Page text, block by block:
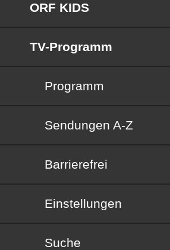
ORF KIDS
TV-Programm
Programm
Sendungen von A bis Z
Sendungen A-Z
Barrierefrei
Barrierefrei
Einstellungen
Suche